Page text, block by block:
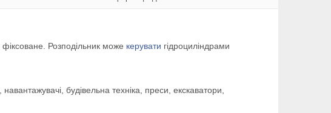
Розподільник може керувати гідроциліндрами
будівельна техніка, преси, екскаватори,